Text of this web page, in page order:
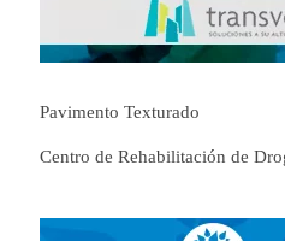
Pavimento Texturado
Centro de Rehabilitación de